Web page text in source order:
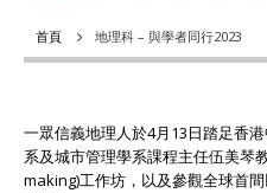
首頁 地理科 – 與學者同行2023
一眾信義地理人於4月13日踏足香
系及城市管理學系課程主任伍美琴
making)工作坊，以及參觀全球首